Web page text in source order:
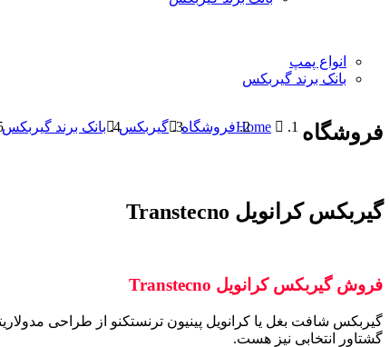
انواع پمپ
بانک برند گیربکس
فروشگاه Homeفروشگاه گیربکس بانک برند گیربکس
گیربکس کرانویل Transtecno
فروش گیربکس کرانویل Transtecno
گشتاور انتخابی نیز هست.